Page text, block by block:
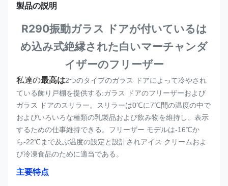
製品の説明
R290振動ガラス ドアが付いているは
め込み式絶縁された白いマーチャンダ
イザーのフリーザー
私達の最高は2つのタイプのガラス ドアによって冷やされ
ている飾り戸棚を提供する:ガラス ドアのフリーザーおよび
ガラス ドアのスリラー。スリラーは0℃に7℃間の温度の中で
およびいろいろな種類の乳製品および飲み物を維持し、表示
するための仕事維持できる。フリーザー モデルは-16℃か
ら-22℃まで及ぶ温度の設定と設計されアイス クリームおよ
び冷凍食品のために適当である。
主要特点